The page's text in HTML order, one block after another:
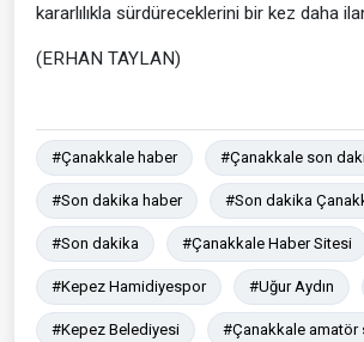
kararlılıkla sürdüreceklerini bir kez daha
(ERHAN TAYLAN)
#Çanakkale haber #Çanakkale son
#Son dakika haber #Son dakika
#Son dakika #Çanakkale Haber Sitesi
#Kepez Hamidiyespor #Uğur Aydın
#Kepez Belediyesi #Çanakkale amatör